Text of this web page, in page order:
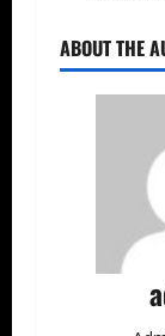
ABOUT THE